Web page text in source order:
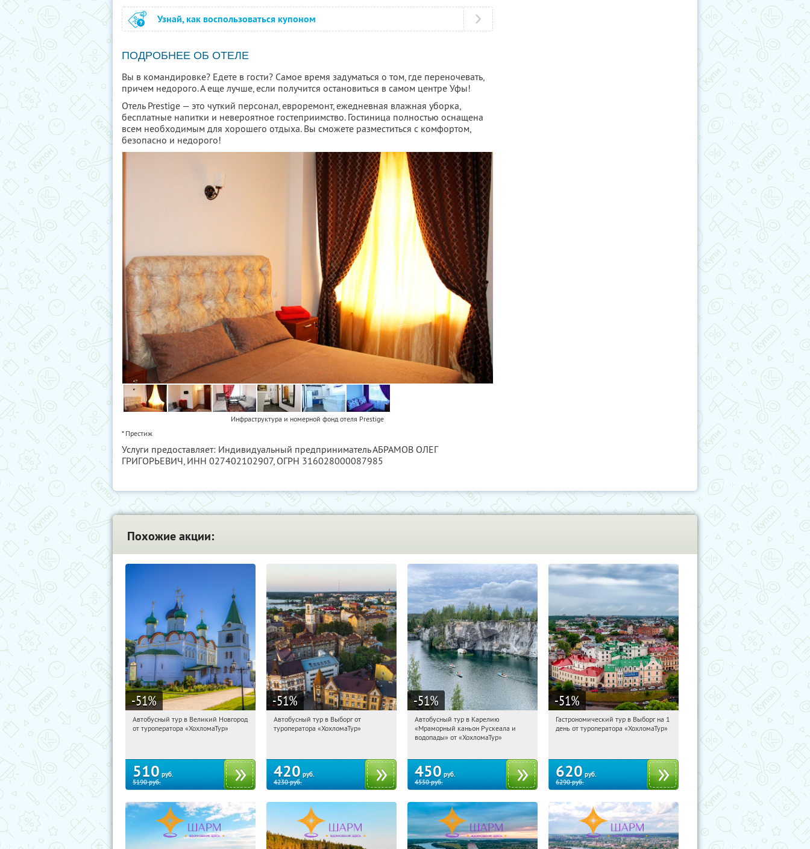
Узнай, как воспользоваться купоном
ПОДРОБНЕЕ ОБ ОТЕЛЕ
Вы в командировке? Едете в гости? Самое время задуматься о том, где переночевать,
причем недорого. А еще лучше, если получится остановиться в самом центре Уфы!
Отель Prestige — это чуткий персонал, евроремонт, ежедневная влажная уборка,
бесплатные напитки и невероятное гостеприимство. Гостиница полностью оснащена
всем необходимым для хорошего отдыха. Вы сможете разместиться с комфортом,
безопасно и недорого!
Инфраструктура и номерной фонд отеля Prestige
* Престиж
Услуги предоставляет: Индивидуальный предприниматель АБРАМОВ ОЛЕГ
ГРИГОРЬЕВИЧ, ИНН 027402102907, ОГРН 316028000087985
Похожие акции:
-51%
04:41:51 Купили:2
Автобусный тур в Великий Новгород
от туроператора «ХохломаТур»
510 руб.
5190руб.
-51%
04:41:51 Купили:
Автобусный тур в Выборг от
туроператора «ХохломаТур»
420 руб.
4230руб.
-51%
04:41:51 Купили:
Сенная площадь
Автобусный тур в Карелию
«Мраморный каньон Рускеала и
водопады» от «ХохломаТур»
450 руб.
4550руб.
-51%
04:41:51 Купили:5
Гастрономический тур в Выборг на 1
день от туроператора «ХохломаТур»
620 руб.
6290руб.